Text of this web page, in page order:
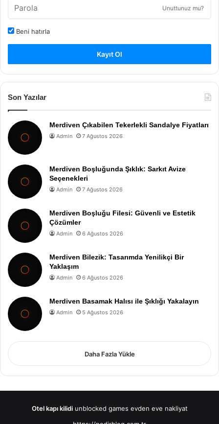
Unuttunuz mu?
Beni hatırla
Kayıt Ol
Son Yazılar
Merdiven Çıkabilen Tekerlekli Sandalye Fiyatları
Admin 7 Ağustos 2026
Merdiven Boşluğunda Şıklık: Sarkıt Avize
Seçenekleri
Admin 7 Ağustos 2026
Merdiven Boşluğu Filesi: Güvenli ve Estetik
Çözümler
Admin 6 Ağustos 2026
Merdiven Bilezik: Tasarımda Yenilikçi Bir
Yaklaşım
Admin 6 Ağustos 2026
Merdiven Basamak Halısı ile Şıklığı Yakalayın
Admin 5 Ağustos 2026
Daha Fazla Yükle
Otel kapı kilidi unblocked games evden eve nakliyat